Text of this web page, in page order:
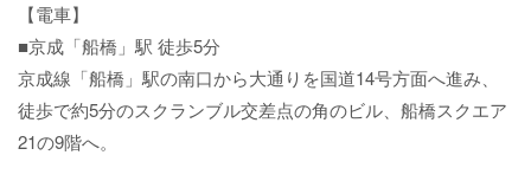
【電車】
■京成「船橋」駅 徒歩5分
京成線「船橋」駅の南口から大通りを国道14号方面へ進み、
徒歩で約5分のスクランブル交差点の角のビル、船橋スクエア
21の9階へ。